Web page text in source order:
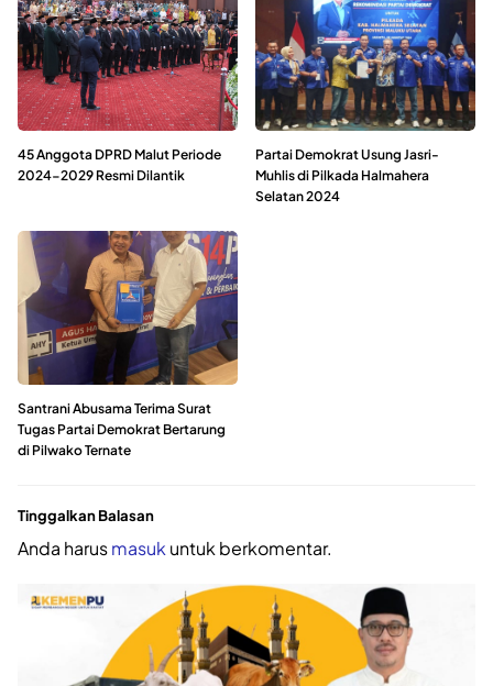
45 Anggota DPRD Malut Periode
2024-2029 Resmi Dilantik
Partai Demokrat Usung Jasri-
Muhlis di Pilkada Halmahera
Selatan 2024
Santrani Abusama Terima Surat
Tugas Partai Demokrat Bertarung
di Pilwako Ternate
Tinggalkan Balasan
Anda harusmasuk untuk berkomentar.